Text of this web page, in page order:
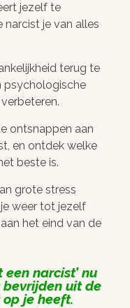
jezelf te
je van alles
terug te
psychologische
ontsnappen aan
en ontdek welke
beste is.
grote stress
weer tot jezelf
het eind van de
een narcist nu
uit de
je heeft.